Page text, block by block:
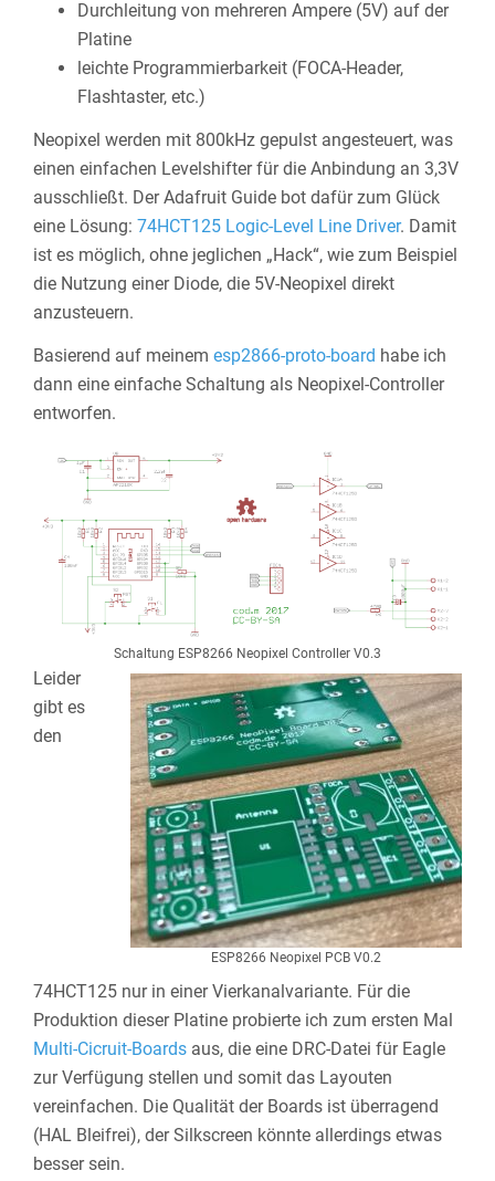
Durchleitung von mehreren Ampere (5V) auf der
Platine
leichte Programmierbarkeit (FOCA-Header,
Flashtaster, etc.)
Neopixel werden mit 800kHz gepulst angesteuert, was
einen einfachen Levelshifter für die Anbindung an 3,3V
ausschließt. Der Adafruit Guide bot dafür zum Glück
eine Lösung: 74HCT125 Logic-Level Line Driver. Damit
ist es möglich, ohne jeglichen „Hack“, wie zum Beispiel
die Nutzung einer Diode, die 5V-Neopixel direkt
anzusteuern.
Basierend auf meinem esp2866-proto-board habe ich
dann eine einfache Schaltung als Neopixel-Controller
entworfen.
Schaltung ESP8266 Neopixel Controller V0.3
ESP8266 Neopixel PCB V0.2
Leider
gibt es
den
74HCT125 nur in einer Vierkanalvariante. Für die
Produktion dieser Platine probierte ich zum ersten Mal
Multi-Cicruit-Boards aus, die eine DRC-Datei für Eagle
zur Verfügung stellen und somit das Layouten
vereinfachen. Die Qualität der Boards ist überragend
(HAL Bleifrei), der Silkscreen könnte allerdings etwas
besser sein.